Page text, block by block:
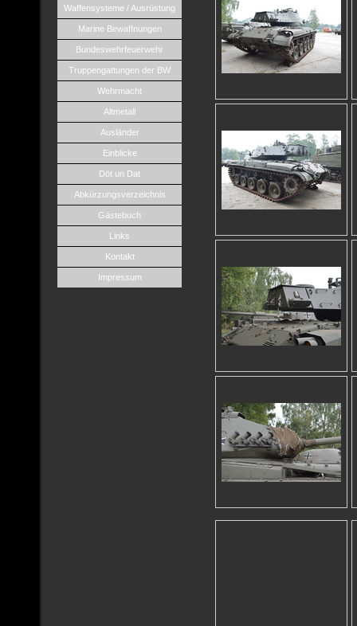
Waffensysteme / Ausrüstung
Marine Bewaffnungen
Bundeswehrfeuerwehr
Truppengattungen der BW
Wehrmacht
Altmetall
Ausländer
Einblicke
Döt un Dat
Abkürzungsverzeichnis
Gästebuch
Links
Kontakt
Impressum